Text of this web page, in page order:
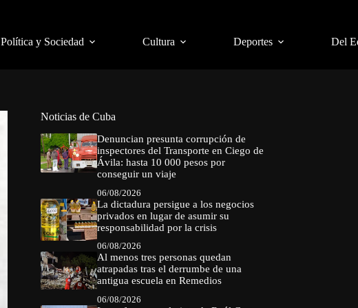
Política y Sociedad Cultura Deportes Del
Noticias de Cuba
Denuncian presunta corrupción de
inspectores del Transporte en Ciego de
Ávila: hasta 10 000 pesos por
conseguir un viaje
06/08/2026
La dictadura persigue a los negocios
privados en lugar de asumir su
responsabilidad por la crisis
06/08/2026
Al menos tres personas quedan
atrapadas tras el derrumbe de una
antigua escuela en Remedios
06/08/2026